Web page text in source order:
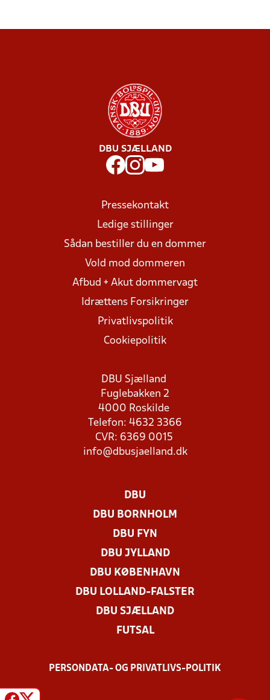
DBU SJÆLLAND
Pressekontakt
Ledige stillinger
Sådan bestiller du en dommer
Vold mod dommeren
Afbud + Akut dommervagt
Idrættens Forsikringer
Privatlivspolitik
Cookiepolitik
DBU Sjælland
Fuglebakken 2
4000 Roskilde
Telefon: 4632 3366
CVR: 6369 0015
info@dbusjaelland.dk
DBU
DBU BORNHOLM
DBU FYN
DBU JYLLAND
DBU KØBENHAVN
DBU LOLLAND-FALSTER
DBU SJÆLLAND
FUTSAL
PERSONDATA- OG PRIVATLIVS-POLITIK